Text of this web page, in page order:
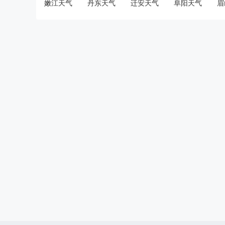
嫩江天气 丹东天气 迁安天气 阜阳天气